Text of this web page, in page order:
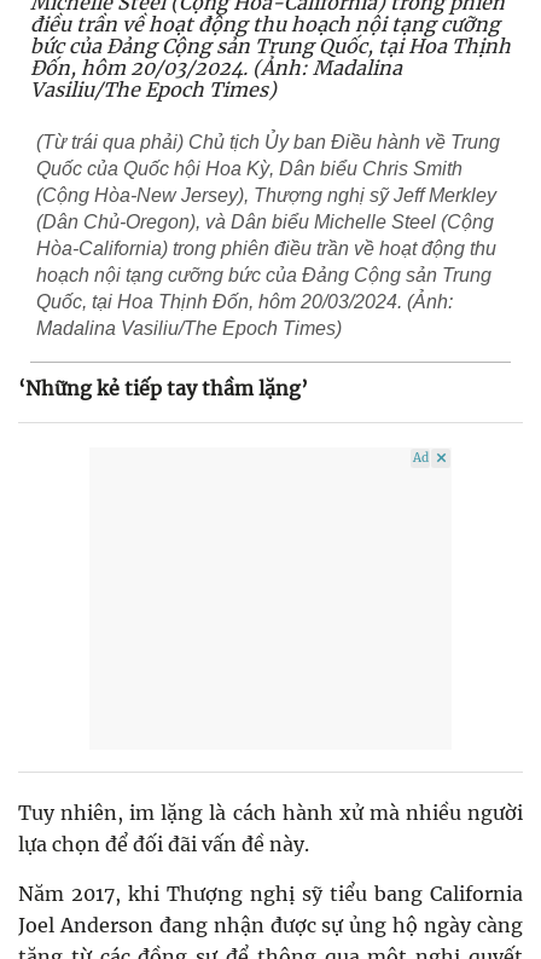
(Từ trái qua phải) Chủ tịch Ủy ban Điều hành về Trung
Quốc của Quốc hội Hoa Kỳ, Dân biểu Chris Smith
(Cộng Hòa-New Jersey), Thượng nghị sỹ Jeff Merkley
(Dân Chủ-Oregon), và Dân biểu Michelle Steel (Cộng
Hòa-California) trong phiên điều trần về hoạt động thu
hoạch nội tạng cưỡng bức của Đảng Cộng sản Trung
Quốc, tại Hoa Thịnh Đốn, hôm 20/03/2024. (Ảnh:
Madalina Vasiliu/The Epoch Times)
‘Những kẻ tiếp tay thầm lặng’
Ad
Tuy nhiên, im lặng là cách hành xử mà nhiều người
lựa chọn để đối đãi vấn đề này.
Năm 2017, khi Thượng nghị sỹ tiểu bang California
Joel Anderson đang nhận được sự ủng hộ ngày càng